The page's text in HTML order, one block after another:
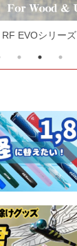
EVOシリーズ